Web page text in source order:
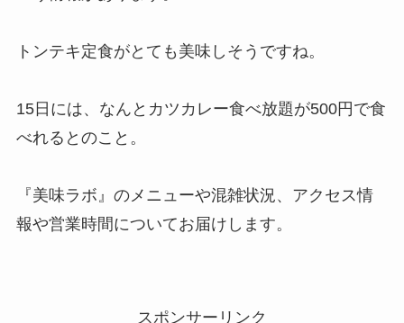
トンテキ定食がとても美味しそうですね。
15日には、なんとカツカレー食べ放題が500円で食
べれるとのこと。
『美味ラボ』のメニューや混雑状況、アクセス情
報や営業時間についてお届けします。
スポンサーリンク